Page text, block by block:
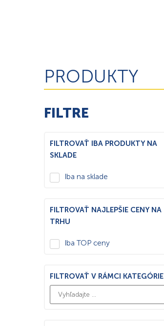
PRODUKTY
FILTRE
FILTROVAŤ IBA PRODUKTY NA
SKLADE
Iba na sklade
FILTROVAŤ NAJLEPŠIE CENY NA
TRHU
Iba TOP ceny
FILTROVAŤ V RÁMCI KATEGÓRIE